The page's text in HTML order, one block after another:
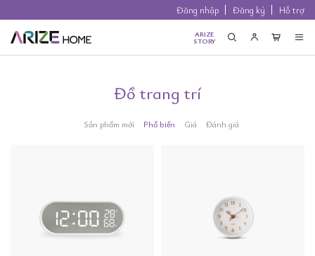
Đăng nhập Đăng ký Hỗ trợ
ARIZE
STORY
Đồ trang trí
Sản phẩm mới Phổ biến Giá Đánh giá